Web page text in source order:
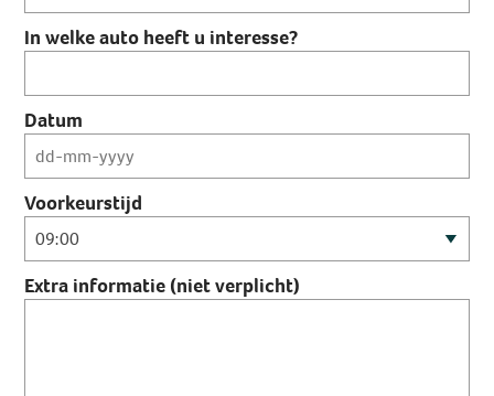
In welke auto heeft u interesse?
Datum
Voorkeurstijd
Extra informatie (niet verplicht)